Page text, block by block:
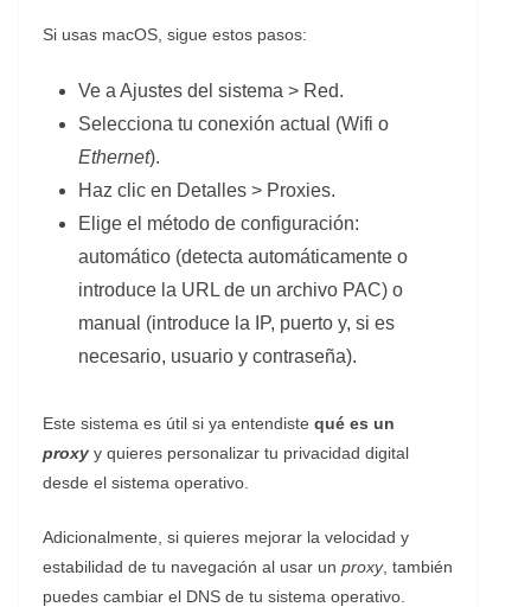
Si usas macOS, sigue estos pasos:
Ve a Ajustes del sistema > Red.
Selecciona tu conexión actual (Wifi o
Ethernet).
Haz clic en Detalles > Proxies.
Elige el método de configuración:
automático (detecta automáticamente o
introduce la URL de un archivo PAC) o
manual (introduce la IP, puerto y, si es
necesario, usuario y contraseña).
Este sistema es útil si ya entendiste qué es un
proxy y quieres personalizar tu privacidad digital
desde el sistema operativo.
Adicionalmente, si quieres mejorar la velocidad y
estabilidad de tu navegación al usar un proxy, también
puedes cambiar el DNS de tu sistema operativo.